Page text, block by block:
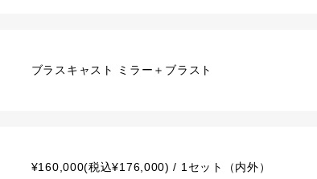
ブラスキャスト ミラー＋ブラスト
¥160,000(税込¥176,000) / 1セット（内外）